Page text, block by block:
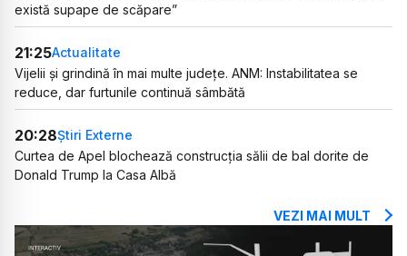
există supape de scăpare”
21:25Actualitate
Vijelii și grindină în mai multe județe. ANM: Instabilitatea se
reduce, dar furtunile continuă sâmbătă
20:28Știri Externe
Curtea de Apel blochează construcția sălii de bal dorite de
Donald Trump la Casa Albă
VEZI MAI MULT